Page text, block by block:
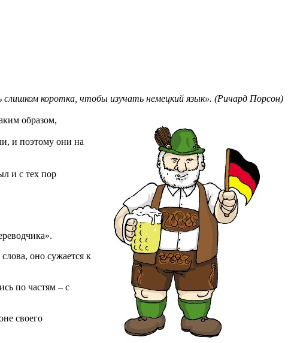
слишком коротка, чтобы изучать немецкий язык». (Ричард Порсон)
образом,
и поэтому они на
и с тех пор
оно сужается к
по частям – с
своего